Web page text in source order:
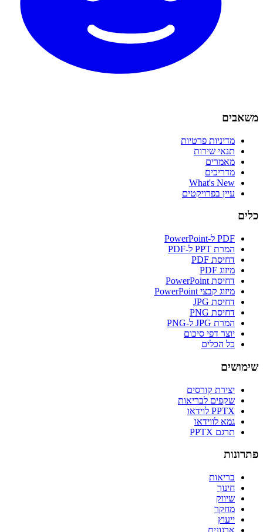
משאבים
מדיניות פרטיות
תנאי שירות
מאמרים
מדריכים
What's New
עיין בפרויקטים
כלים
PDF ל-PowerPoint
המרת PPT ל-PDF
דחיסת PDF
מיזוג PDF
דחיסת PowerPoint
מיזוג קבצי PowerPoint
דחיסת JPG
דחיסת PNG
המרת JPG ל-PNG
יוצר דפי סיכום
כל הכלים
שימושים
יצירת קורסים
שקפים לבריאות
PPTX לוידאו
גמא לווידאו
תרגם PPTX
פתרונות
בריאות
חינוך
שיווק
מחקר
ייעוץ
ארגונים